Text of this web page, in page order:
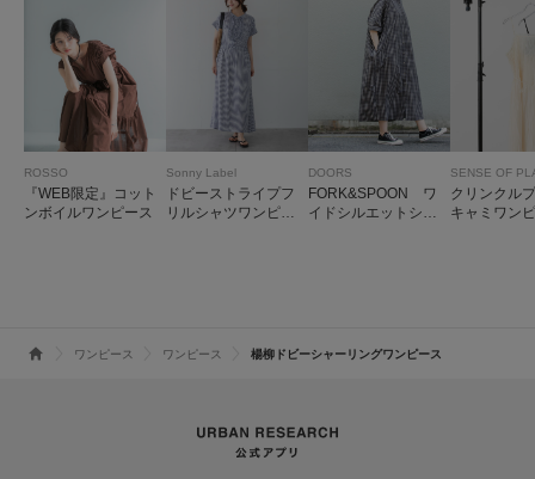
ROSSO
『WEB限定』コット
ンボイルワンピース
Sonny Label
ドビーストライプフ
リルシャツワンピー
DOORS
FORK&SPOON ワ
イドシルエットシャ
SENSE OF
クリンクル
キャミワン
ワンピース ワンピース 楊柳ドビーシャーリングワンピース